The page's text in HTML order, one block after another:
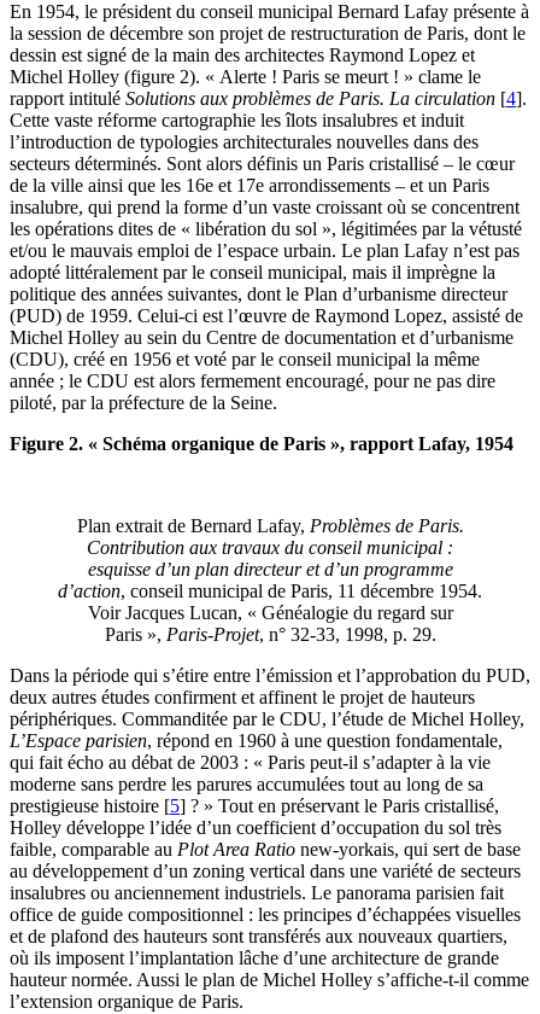
En 1954, le président du conseil municipal Bernard Lafay présente à
la session de décembre son projet de restructuration de Paris, dont le
dessin est signé de la main des architectes Raymond Lopez et
Michel Holley (figure 2). « Alerte ! Paris se meurt ! » clame le
rapport intitulé Solutions aux problèmes de Paris. La circulation [4].
Cette vaste réforme cartographie les îlots insalubres et induit
l’introduction de typologies architecturales nouvelles dans des
secteurs déterminés. Sont alors définis un Paris cristallisé – le cœur
de la ville ainsi que les 16e et 17e arrondissements – et un Paris
insalubre, qui prend la forme d’un vaste croissant où se concentrent
les opérations dites de « libération du sol », légitimées par la vétusté
et/ou le mauvais emploi de l’espace urbain. Le plan Lafay n’est pas
adopté littéralement par le conseil municipal, mais il imprègne la
politique des années suivantes, dont le Plan d’urbanisme directeur
(PUD) de 1959. Celui-ci est l’œuvre de Raymond Lopez, assisté de
Michel Holley au sein du Centre de documentation et d’urbanisme
(CDU), créé en 1956 et voté par le conseil municipal la même
année ; le CDU est alors fermement encouragé, pour ne pas dire
piloté, par la préfecture de la Seine.
Figure 2. « Schéma organique de Paris », rapport Lafay, 1954
Plan extrait de Bernard Lafay, Problèmes de Paris.
Contribution aux travaux du conseil municipal :
esquisse d’un plan directeur et d’un programme
d’action, conseil municipal de Paris, 11 décembre 1954.
Voir Jacques Lucan, « Généalogie du regard sur
Paris », Paris-Projet, n° 32-33, 1998, p. 29.
Dans la période qui s’étire entre l’émission et l’approbation du PUD,
deux autres études confirment et affinent le projet de hauteurs
périphériques. Commanditée par le CDU, l’étude de Michel Holley,
L’Espace parisien, répond en 1960 à une question fondamentale,
qui fait écho au débat de 2003 : « Paris peut-il s’adapter à la vie
moderne sans perdre les parures accumulées tout au long de sa
prestigieuse histoire [5] ? » Tout en préservant le Paris cristallisé,
Holley développe l’idée d’un coefficient d’occupation du sol très
faible, comparable au Plot Area Ratio new-yorkais, qui sert de base
au développement d’un zoning vertical dans une variété de secteurs
insalubres ou anciennement industriels. Le panorama parisien fait
office de guide compositionnel : les principes d’échappées visuelles
et de plafond des hauteurs sont transférés aux nouveaux quartiers,
où ils imposent l’implantation lâche d’une architecture de grande
hauteur normée. Aussi le plan de Michel Holley s’affiche-t-il comme
l’extension organique de Paris.